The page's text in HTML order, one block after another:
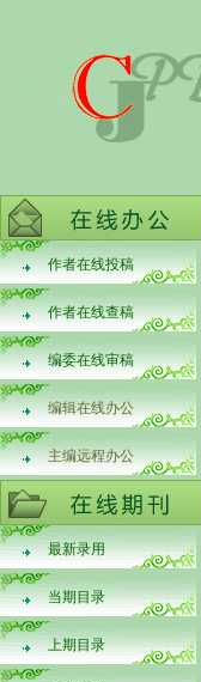
作者在线投稿
作者在线查稿
编委在线审稿
编辑在线办公
主编远程办公
最新录用
当期目录
上期目录